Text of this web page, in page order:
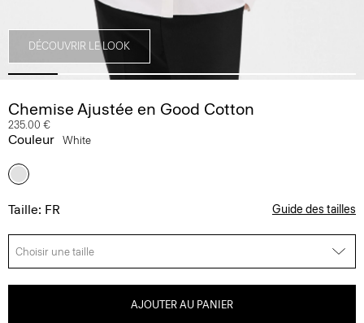
DÉCOUVRIR LE LOOK
Chemise Ajustée en Good Cotton
235.00 €
Couleur White
Taille: FR Guide des tailles
Choisir une taille
AJOUTER AU PANIER